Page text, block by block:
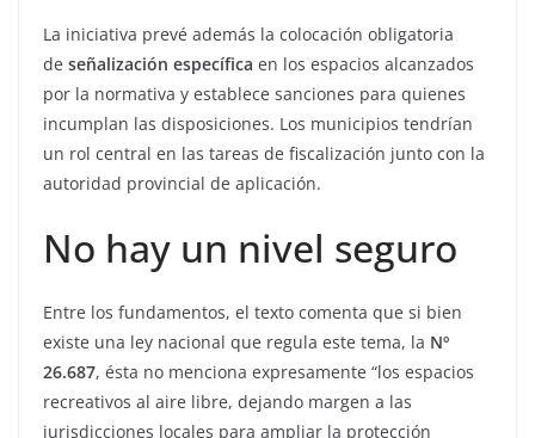
La iniciativa prevé además la colocación obligatoria
de señalización específica en los espacios alcanzados
por la normativa y establece sanciones para quienes
incumplan las disposiciones. Los municipios tendrían
un rol central en las tareas de fiscalización junto con la
autoridad provincial de aplicación.
No hay un nivel seguro
Entre los fundamentos, el texto comenta que si bien
existe una ley nacional que regula este tema, la Nº
26.687, ésta no menciona expresamente “los espacios
recreativos al aire libre, dejando margen a las
jurisdicciones locales para ampliar la protección